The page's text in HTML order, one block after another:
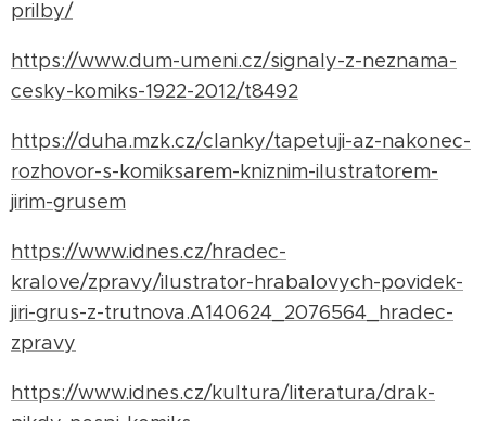
prilby/
https://www.dum-umeni.cz/signaly-z-neznama-
cesky-komiks-1922-2012/t8492
https://duha.mzk.cz/clanky/tapetuji-az-nakonec-
rozhovor-s-komiksarem-kniznim-ilustratorem-
jirim-grusem
https://www.idnes.cz/hradec-
kralove/zpravy/ilustrator-hrabalovych-povidek-
jiri-grus-z-trutnova.A140624_2076564_hradec-
zpravy
https://www.idnes.cz/kultura/literatura/drak-